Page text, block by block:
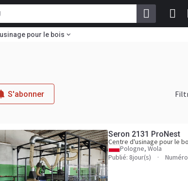
pour le bois
S'abonner
Seron 2131 ProNest
Centre d'usinage pour le
Pologne, Wola
Publié: 8jour(s)